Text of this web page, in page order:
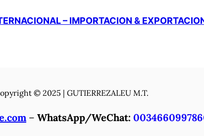
– IMPORTACION &
© 2025 | GUTIERREZALEU M.T.
– WhatsApp/WeChat: